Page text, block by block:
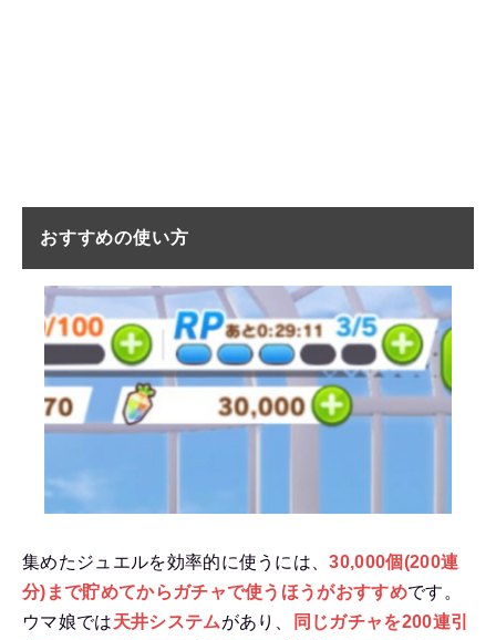
おすすめの使い方
集めたジュエルを効率的に使うには、30,000個(200連
分)まで貯めてからガチャで使うほうがおすすめです。
ウマ娘では天井システムがあり、
同じガチャを200連引